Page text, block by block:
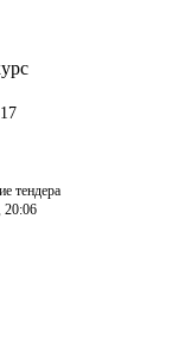
тендера
20:06